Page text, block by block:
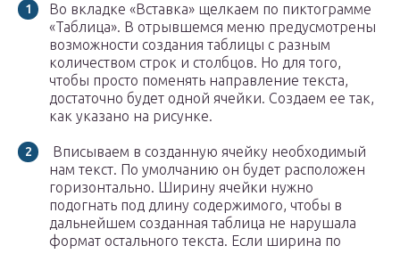
Во вкладке «Вставка» щелкаем по пиктограмме
«Таблица». В отрывшемся меню предусмотрены
возможности создания таблицы с разным
количеством строк и столбцов. Но для того,
чтобы просто поменять направление текста,
достаточно будет одной ячейки. Создаем ее так,
как указано на рисунке.
Вписываем в созданную ячейку необходимый
нам текст. По умолчанию он будет расположен
горизонтально. Ширину ячейки нужно
подогнать под длину содержимого, чтобы в
дальнейшем созданная таблица не нарушала
формат остального текста. Если ширина по